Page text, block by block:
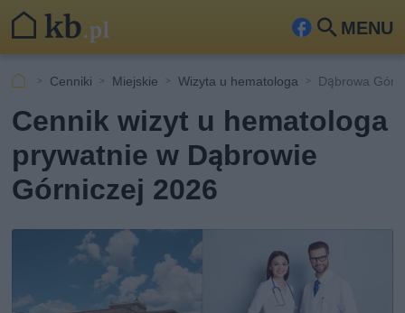
MENU
Fa
ook
Szu
kaj
Cenniki Miejskie Wizyta u hematologa Dąbrowa
Cennik wizyt u hematologa
prywatnie w Dąbrowie
Górniczej 2026